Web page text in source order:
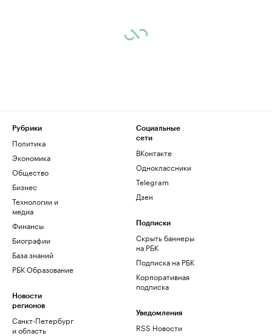
Рубрики
Политика
Экономика
Общество
Бизнес
Технологии и
медиа
Финансы
Биографии
База знаний
РБК Образование
Новости
регионов
Санкт-Петербург
и область
Социальные
сети
ВКонтакте
Одноклассники
Telegram
Дзен
Подписки
Скрыть баннеры
на РБК
Подписка на РБК
Корпоративная
подписка
Уведомления
RSS Новости